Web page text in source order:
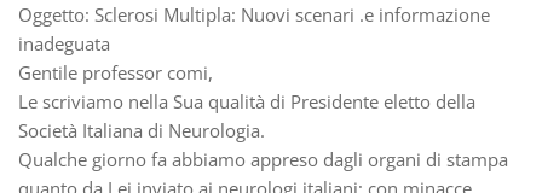
Oggetto: Sclerosi Multipla: Nuovi scenari .e informazione
inadeguata
Gentile professor comi,
Le scriviamo nella Sua qualità di Presidente eletto della
Società Italiana di Neurologia.
Qualche giorno fa abbiamo appreso dagli organi di stampa